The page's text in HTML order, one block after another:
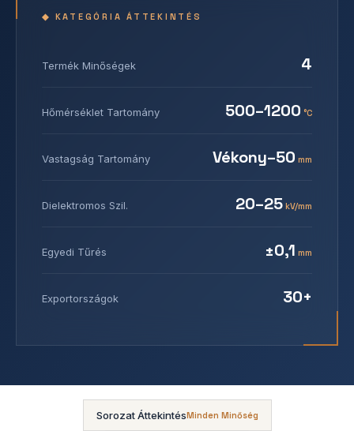
◆ KATEGÓRIA ÁTTEKINTÉS
Termék Minőségek 4
Hőmérséklet Tartomány 500–1200 °C
Vastagság Tartomány Vékony–50 mm
Dielektromos Szil. 20–25 kV/mm
Egyedi Tűrés ±0,1 mm
Exportországok 30+
Sorozat ÁttekintésMinden Minőség